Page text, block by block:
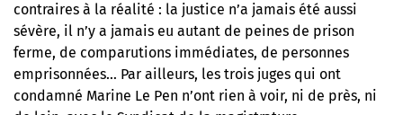
contraires à la réalité : la justice n’a jamais été aussi
sévère, il n’y a jamais eu autant de peines de prison
ferme, de comparutions immédiates, de personnes
emprisonnées… Par ailleurs, les trois juges qui ont
condamné Marine Le Pen n’ont rien à voir, ni de près, ni